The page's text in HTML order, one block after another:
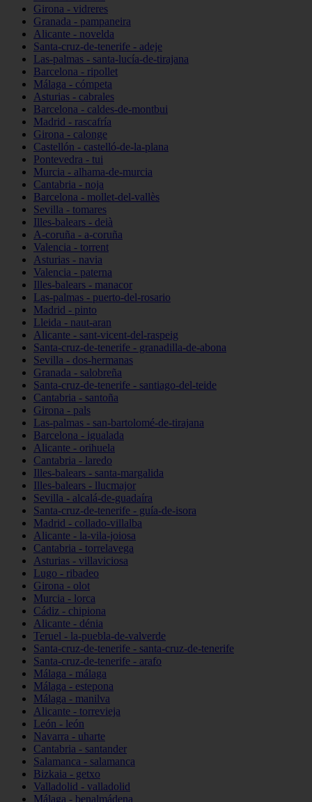
Girona - vidreres
Granada - pampaneira
Alicante - novelda
Santa-cruz-de-tenerife - adeje
Las-palmas - santa-lucía-de-tirajana
Barcelona - ripollet
Málaga - cómpeta
Asturias - cabrales
Barcelona - caldes-de-montbui
Madrid - rascafría
Girona - calonge
Castellón - castelló-de-la-plana
Pontevedra - tui
Murcia - alhama-de-murcia
Cantabria - noja
Barcelona - mollet-del-vallès
Sevilla - tomares
Illes-balears - deià
A-coruña - a-coruña
Valencia - torrent
Asturias - navia
Valencia - paterna
Illes-balears - manacor
Las-palmas - puerto-del-rosario
Madrid - pinto
Lleida - naut-aran
Alicante - sant-vicent-del-raspeig
Santa-cruz-de-tenerife - granadilla-de-abona
Sevilla - dos-hermanas
Granada - salobreña
Santa-cruz-de-tenerife - santiago-del-teide
Cantabria - santoña
Girona - pals
Las-palmas - san-bartolomé-de-tirajana
Barcelona - igualada
Alicante - orihuela
Cantabria - laredo
Illes-balears - santa-margalida
Illes-balears - llucmajor
Sevilla - alcalá-de-guadaíra
Santa-cruz-de-tenerife - guía-de-isora
Madrid - collado-villalba
Alicante - la-vila-joiosa
Cantabria - torrelavega
Asturias - villaviciosa
Lugo - ribadeo
Girona - olot
Murcia - lorca
Cádiz - chipiona
Alicante - dénia
Teruel - la-puebla-de-valverde
Santa-cruz-de-tenerife - santa-cruz-de-tenerife
Santa-cruz-de-tenerife - arafo
Málaga - málaga
Málaga - estepona
Málaga - manilva
Alicante - torrevieja
León - león
Navarra - uharte
Cantabria - santander
Salamanca - salamanca
Bizkaia - getxo
Valladolid - valladolid
Málaga - benalmádena